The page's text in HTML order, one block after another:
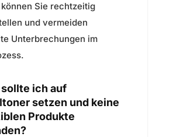
Sie rechtzeitig
und vermeiden
Unterbrechungen im
ich auf
setzen und keine
Produkte